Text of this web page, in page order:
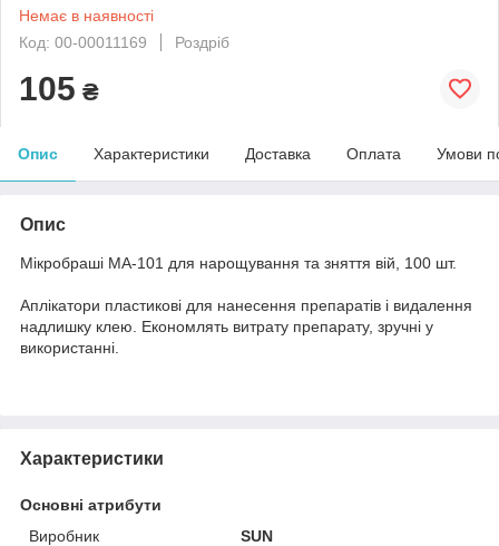
Немає в наявності
Код: 00-00011169
Роздріб
105 ₴
Опис Характеристики Доставка Оплата Умови
Опис
Мікробраші MA-101 для нарощування та зняття вій, 100 шт.
Аплікатори пластикові для нанесення препаратів і видалення
надлишку клею. Економлять витрату препарату, зручні у
використанні.
Характеристики
Основні атрибути
Виробник
SUN